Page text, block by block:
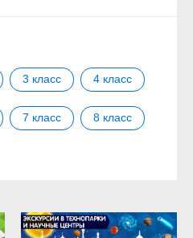
3 класс 4 класс
7 класс 8 класс